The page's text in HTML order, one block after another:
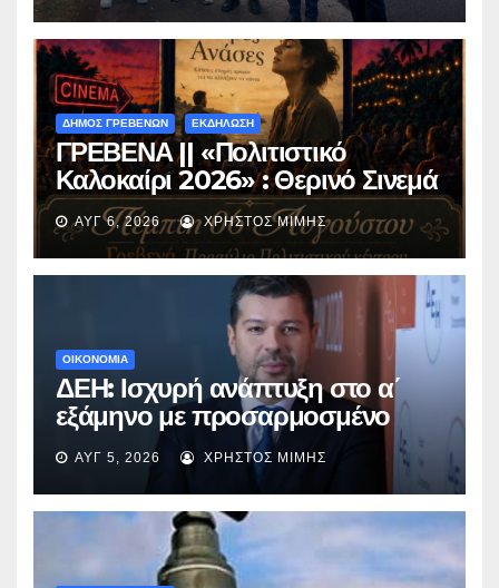
ΔΗΜΟΣ ΓΡΕΒΕΝΩΝ ΕΚΔΗΛΩΣΗ
ΓΡΕΒΕΝΑ || «Πολιτιστικό
Καλοκαίρι 2026» : Θερινό Σινεμά
με την βραβευμένη ταινία
«Μικρές Ανάσες».
ΑΥΓ 6, 2026 ΧΡΉΣΤΟΣ ΜΊΜΗΣ
ΟΙΚΟΝΟΜΙΑ
ΔΕΗ: Ισχυρή ανάπτυξη στο α΄
εξάμηνο με προσαρμοσμένο
EBITDA στα €1,2 δισ.
ΑΥΓ 5, 2026 ΧΡΉΣΤΟΣ ΜΊΜΗΣ